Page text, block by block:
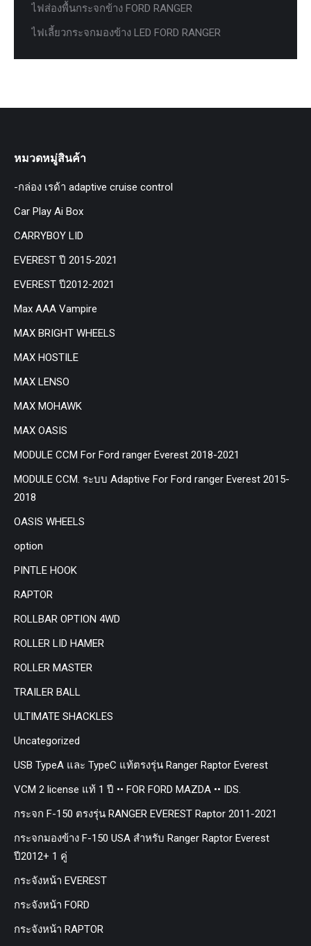
ไฟส่องพื้นกระจกข้าง FORD RANGER
ไฟเลี้ยวกระจกมองข้าง LED FORD RANGER
หมวดหมู่สินค้า
-กล่อง เรด้า adaptive cruise control
Car Play Ai Box
CARRYBOY LID
EVEREST ปี 2015-2021
EVEREST ปี2012-2021
Max AAA Vampire
MAX BRIGHT WHEELS
MAX HOSTILE
MAX LENSO
MAX MOHAWK
MAX OASIS
MODULE CCM For Ford ranger Everest 2018-2021
MODULE CCM. ระบบ Adaptive For Ford ranger Everest 2015-
2018
OASIS WHEELS
option
PINTLE HOOK
RAPTOR
ROLLBAR OPTION 4WD
ROLLER LID HAMER
ROLLER MASTER
TRAILER BALL
ULTIMATE SHACKLES
Uncategorized
USB TypeA และ TypeC แท้ตรงรุ่น Ranger Raptor Everest
VCM 2 license แท้ 1 ปี •• FOR FORD MAZDA •• IDS.
กระจก F-150 ตรงรุ่น RANGER EVEREST Raptor 2011-2021
กระจกมองข้าง F-150 USA สำหรับ Ranger Raptor Everest
ปี2012+ 1 คู่
กระจังหน้า EVEREST
กระจังหน้า FORD
กระจังหน้า RAPTOR